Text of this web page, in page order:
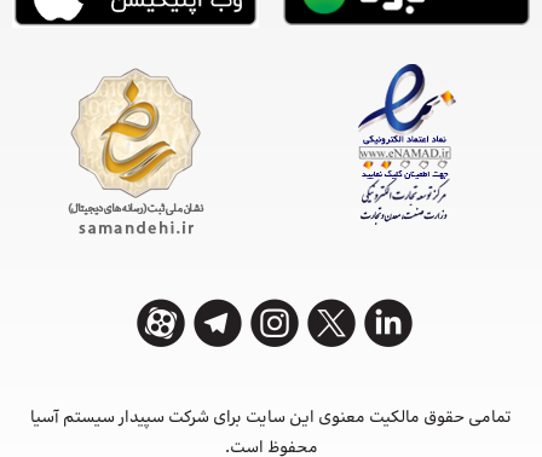
تمامی حقوق مالکیت معنوی این ‌سایت برای شرکت سپیدار سیستم آسیا
محفوظ است.